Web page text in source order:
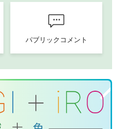
パブリックコメント